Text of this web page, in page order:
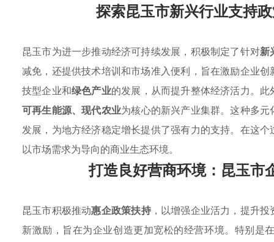
探索昆玉市新兴行业支持
昆玉市为进一步推动经济可持续发展，积极制定了针对新
减免，还提供技术培训和市场准入便利，旨在激励企业
技型企业和绿色产业的发展，从而提升整体经济活力。
可再生能源、现代农业为核心的新兴产业集群。这种多
发展，为地方经济稳定增长提供了强有力的支持。在这
以市场需求为导向的商业生态环境。
打造良好营商环境：昆玉市
昆玉市积极推动惠企政策扶持，以增强企业活力，提升
新激励，旨在为企业创造更加宽松的经营环境。特别是